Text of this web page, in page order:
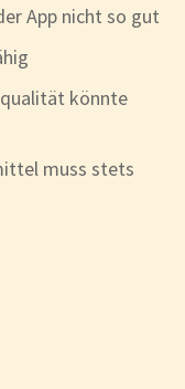
App nicht so gut
könnte
muss stets